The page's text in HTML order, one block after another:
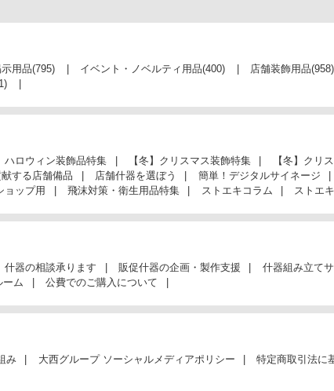
用品(795) イベント・ノベルティ用品(400) 店舗装飾用品(958)
ハロウィン装飾品特集 【冬】クリスマス装飾特集
【冬】クリ
する店舗備品 店舗什器を選ぼう
簡単！デジタルサイネージ
ョップ用 飛沫対策・衛生用品特集 ストエキコラム ストエ
什器の相談承ります 販促什器の企画・製作支援
什器組み立て
ーム 公費でのご購入について
み 大西グループ ソーシャルメディアポリシー
特定商取引法に